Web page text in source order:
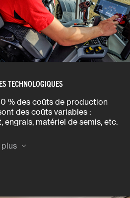
TECHNOLOGIQUES
% des coûts de production
des coûts variables :
engrais, matériel de semis, etc.
votre productivité et
coûts.
plus